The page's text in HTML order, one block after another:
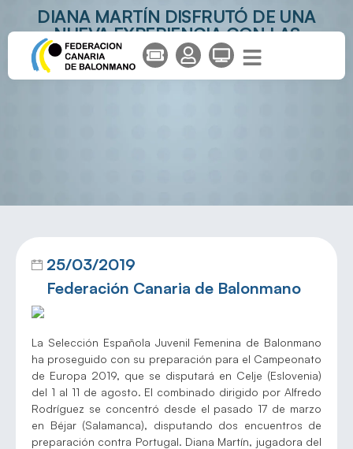
DIANA MARTÍN DISFRUTÓ DE UNA
NUEVA EXPERIENCIA CON LAS
GUERRERAS JUVENILES
25/03/2019
Federación Canaria de Balonmano
La Selección Española Juvenil Femenina de Balonmano
ha proseguido con su preparación para el Campeonato
de Europa 2019, que se disputará en Celje (Eslovenia)
del 1 al 11 de agosto. El combinado dirigido por Alfredo
Rodríguez se concentró desde el pasado 17 de marzo
en Béjar (Salamanca), disputando dos encuentros de
preparación contra Portugal. Diana Martín, jugadora del